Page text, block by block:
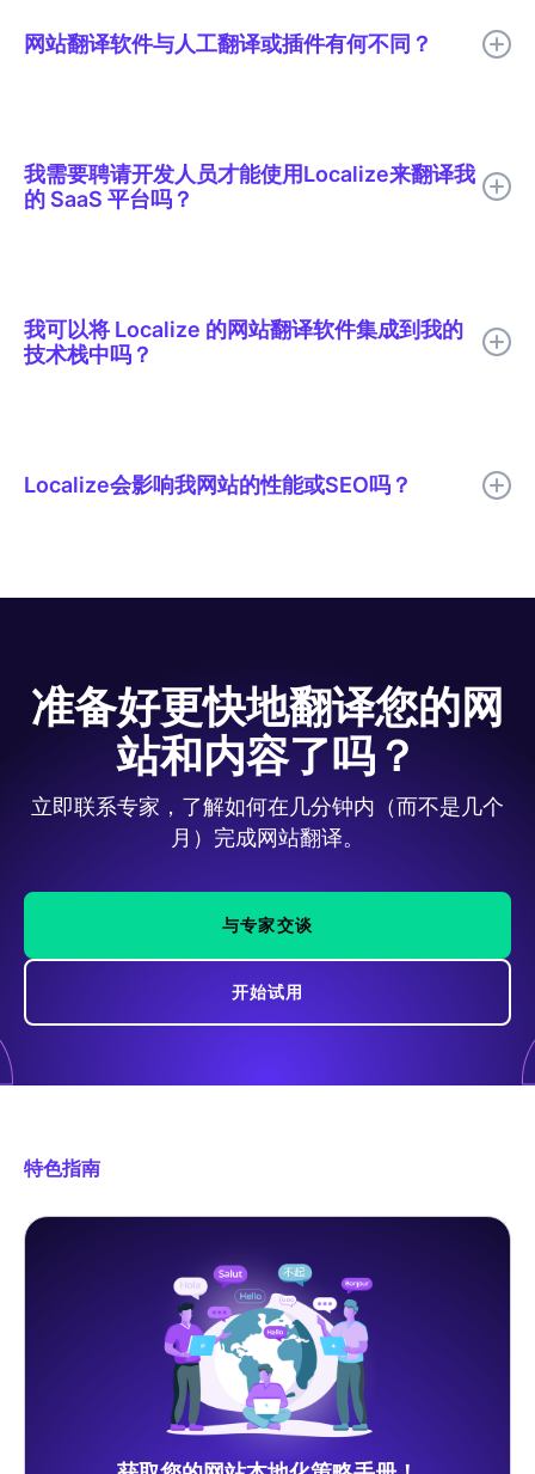
的平台使用加密技术来保护敏感信息，并符合行业标准以维护数据
完整性。使用Localize，您可以放心地翻译您的网站内容，而无需
网站翻译软件与人工翻译或插件有何不同？
译所需的功能和集成。像Localize这样的网站翻译软件可以直接集
成到您的网站中，自动执行翻译流程，实时同步内容，并确保跨语
我需要聘请开发人员才能使用Localize来翻译我
的 SaaS 平台吗？
缝协作。无论您是翻译文本、动态内容、图像还是其他类型的内
容，只需简单的设置即可完成，从而节省开发人员的时间和资源。
我可以将 Localize 的网站翻译软件集成到我的
技术栈中吗？
Localize会影响我网站的性能或SEO吗？
的 SEO 效果，并在保持快速加载速度的同时，提高您网站在搜索
准备好更快地翻译您的网
站和内容了吗？
立即联系专家，了解如何在几分钟内（而不是几个
月）完成网站翻译。
与专家交谈
开始试用
特色指南